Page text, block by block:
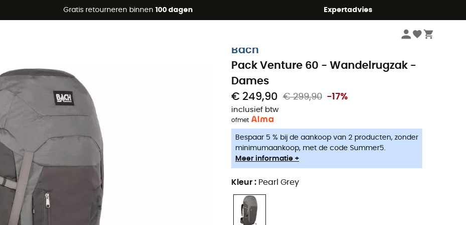
Gratis retourneren binnen 100 dagen Expertadvies
Zomeraanbiedingen 🔥 -5% EXTRA vanaf 2 producten* met code Summer5
Wandelrugzakken
Bach
Pack Venture 60 - Wandelrugzak -
Dames
€ 249,90 € 299,90 -17%
inclusief btw
ofmet
Bespaar 5 % bij de aankoop van 2 producten, zonder
minimumaankoop, met de code Summer5.
Meer informatie +
Kleur : Pearl Grey